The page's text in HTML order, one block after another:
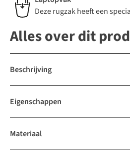
Deze rugzak heeft een
Alles over dit
Beschrijving
Eigenschappen
Materiaal